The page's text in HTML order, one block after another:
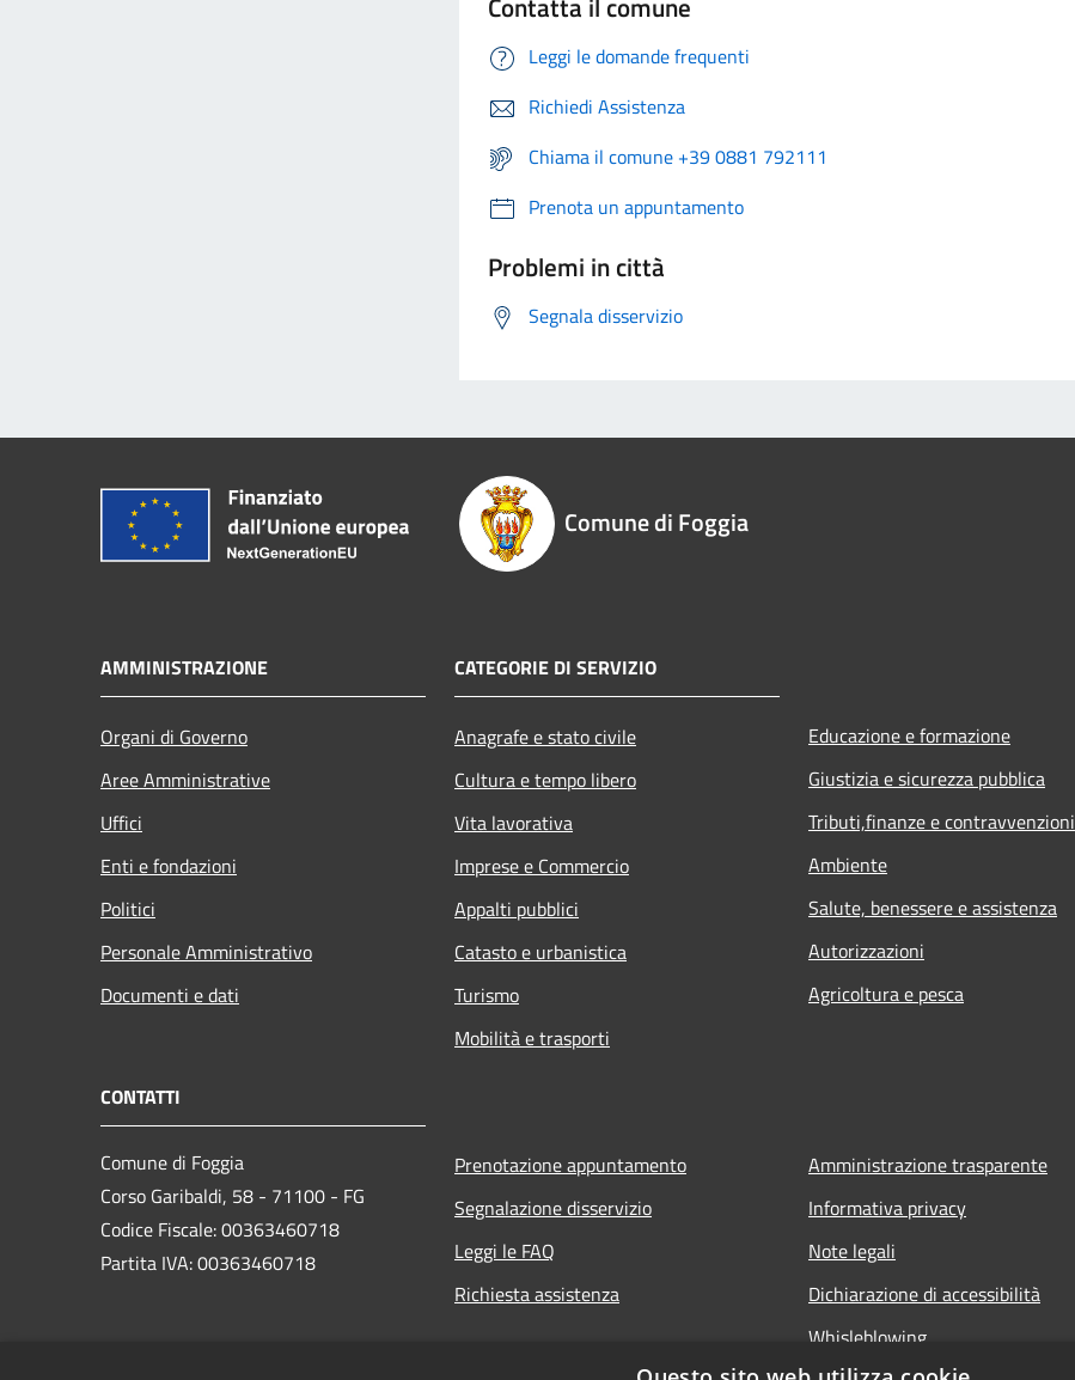
Leggi le domande frequenti
Richiedi Assistenza
Chiama il comune +39 0881 792111
Prenota un appuntamento
Problemi in città
Segnala disservizio
Comune di Foggia
AMMINISTRAZIONE
Organi di Governo
Aree Amministrative
Uffici
Enti e fondazioni
Politici
Personale Amministrativo
Documenti e dati
CATEGORIE DI SERVIZIO
Anagrafe e stato civile
Cultura e tempo libero
Vita lavorativa
Imprese e Commercio
Appalti pubblici
Catasto e urbanistica
Turismo
Mobilità e trasporti
Educazione e formazione
Giustizia e sicurezza pubblica
Tributi,finanze e contravvenzioni
Ambiente
Salute, benessere e assistenza
Autorizzazioni
Agricoltura e pesca
CONTATTI
Comune di Foggia
Corso Garibaldi, 58 - 71100 - FG
Codice Fiscale: 00363460718
Partita IVA: 00363460718
Prenotazione appuntamento
Segnalazione disservizio
Leggi le FAQ
Richiesta assistenza
Amministrazione trasparente
Informativa privacy
Note legali
Dichiarazione di accessibilità
Whisleblowing